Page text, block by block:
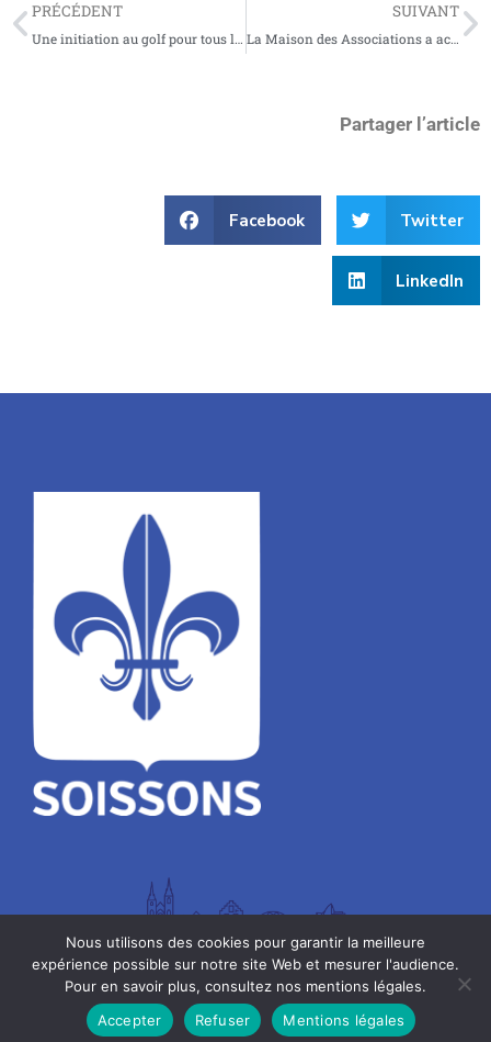
PRÉCÉDENT
Une initiation au golf pour tous les petits Soissonnais
SUIVANT
La Maison des Associations a accueilli les Rencontres inter associatives départementales
Partager l’article
Facebook Twitter
LinkedIn
Mentions légales
Nous utilisons des cookies pour garantir la meilleure
expérience possible sur notre site Web et mesurer l'audience.
Pour en savoir plus, consultez nos mentions légales.
Accepter
Refuser Mentions légales